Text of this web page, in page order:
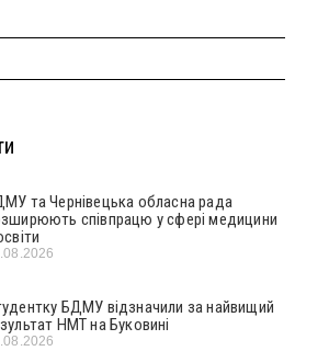
та Чернівецька обласна рада
співпрацю у сфері медицини
БДМУ відзначили за найвищий
НМТ на Буковині